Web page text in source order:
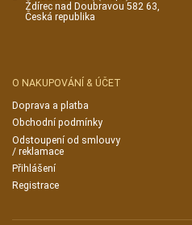
Ždírec nad Doubravou 582 63,
Česká republika
O NAKUPOVÁNÍ & ÚČET
Doprava a platba
Obchodní podmínky
Odstoupení od smlouvy
/ reklamace
Přihlášení
Registrace